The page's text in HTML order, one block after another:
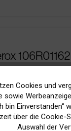
€ * pages Bis
Cookies und
sowie
bin Einverstanden“
über die Cookie-
Auswahl der